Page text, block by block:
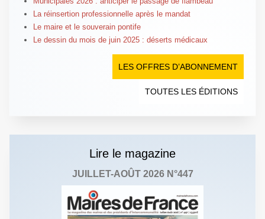
La réinsertion professionnelle après le mandat
Le maire et le souverain pontife
Le dessin du mois de juin 2025 : déserts médicaux
LES OFFRES D’ABONNEMENT
TOUTES LES ÉDITIONS
Lire le magazine
JUILLET-AOÛT 2026 N°447